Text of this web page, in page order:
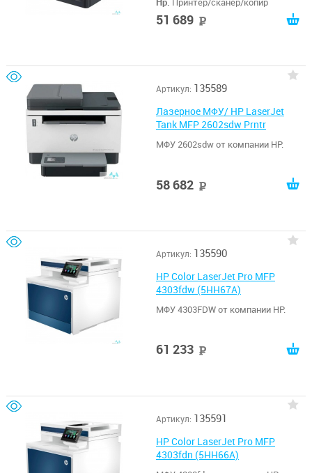
51 689
Артикул: 135589
Лазерное МФУ/ HP LaserJet
Tank MFP 2602sdw Prntr
МФУ 2602sdw от компании HP.
58 682
Артикул: 135590
HP Color LaserJet Pro MFP
4303fdw (5HH67A)
МФУ 4303FDW от компании HP.
61 233
Артикул: 135591
HP Color LaserJet Pro MFP
4303fdn (5HH66A)